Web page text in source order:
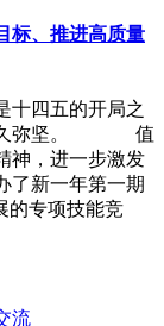
标、推进高质量
十四五的开局之
历久弥坚。 值
神，进一步激发
了新一年第一期
的专项技能竞